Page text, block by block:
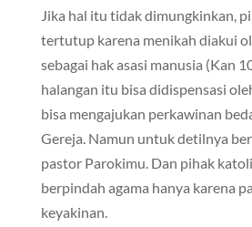
Jika hal itu tidak dimungkinkan,
tertutup karena menikah diakui
sebagai hak asasi manusia (Kan
halangan itu bisa didispensasi
bisa mengajukan perkawinan
Gereja. Namun untuk detilnya
pastor Parokimu. Dan pihak
berpindah agama hanya karena
keyakinan.